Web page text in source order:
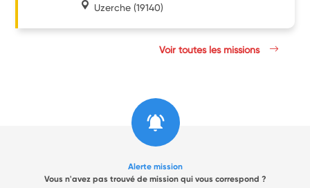
Uzerche (19140)
Voir toutes les missions
Alerte mission
Vous n'avez pas trouvé de mission qui vous correspond ?